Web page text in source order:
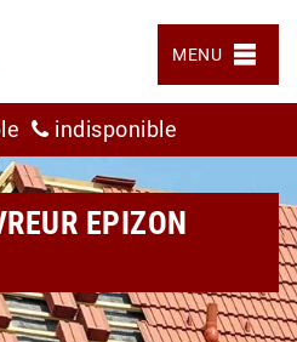
MENU
indisponible
EPIZON